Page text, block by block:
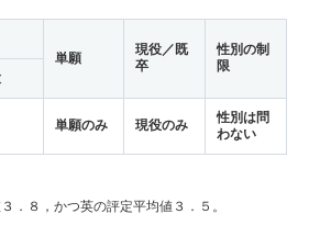
単願
現役／既
卒
性別の制
限
単願のみ 現役のみ
性別は問
わない
．８，かつ英の評定平均値３．５。